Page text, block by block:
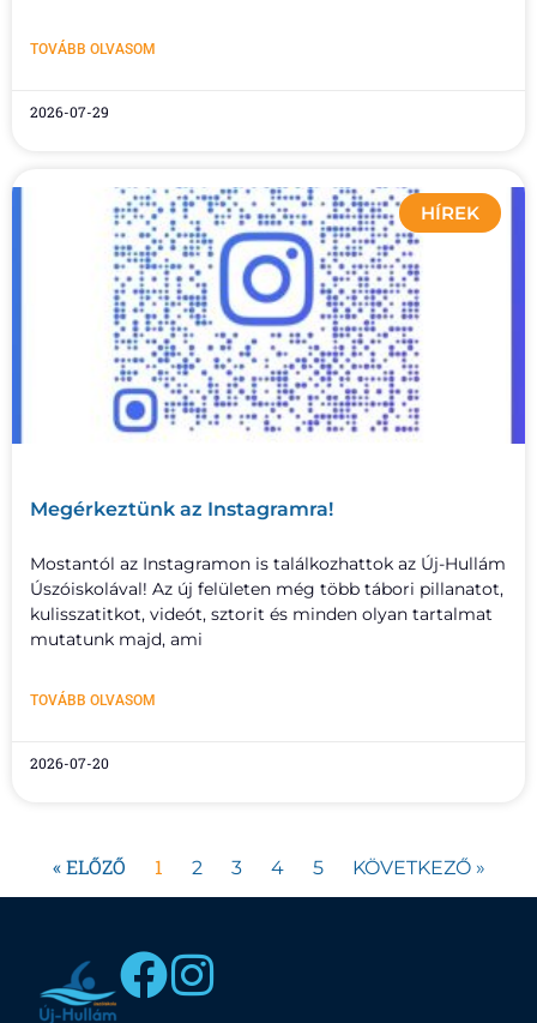
TOVÁBB OLVASOM
2026-07-29
HÍREK
Megérkeztünk az Instagramra!
Mostantól az Instagramon is találkozhattok az Új-Hullám
Úszóiskolával! Az új felületen még több tábori pillanatot,
kulisszatitkot, videót, sztorit és minden olyan tartalmat
mutatunk majd, ami
TOVÁBB OLVASOM
2026-07-20
« ELŐZŐ 1 2 3 4 5 KÖVETKEZŐ »